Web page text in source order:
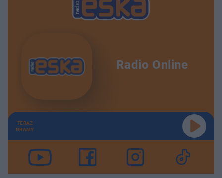
Radio Online
TERAZ
GRAMY